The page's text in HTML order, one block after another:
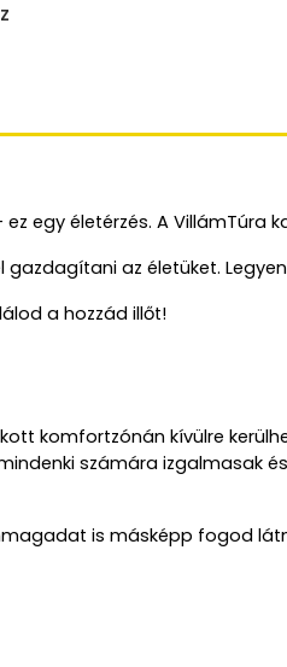
egy életérzés. A VillámTúra
gazdagítani az életüket.
a hozzád illőt!
komfortzónán kívülre
számára izgalmasak
is másképp fogod